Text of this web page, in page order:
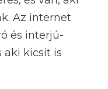
Az internet
és interjú-
aki kicsit is